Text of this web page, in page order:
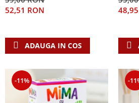
52,51 RON
ADAUGA IN COS
-11% -